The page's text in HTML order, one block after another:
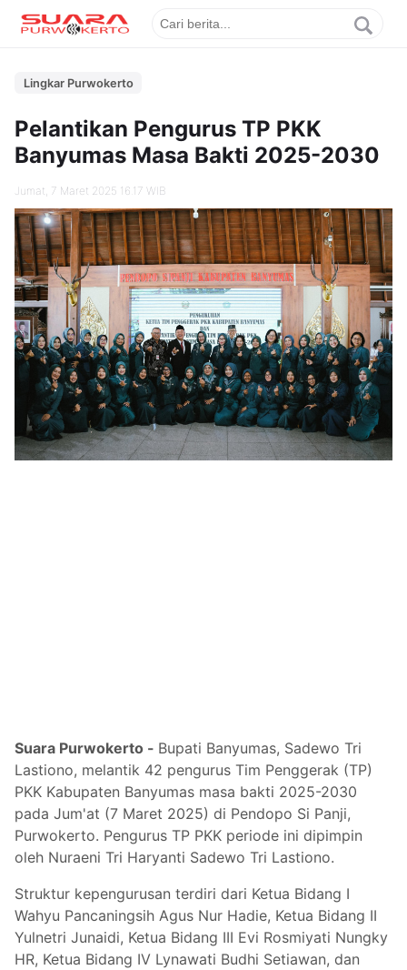
Lingkar Purwokerto
Pelantikan Pengurus TP PKK
Banyumas Masa Bakti 2025-2030
Jumat, 7 Maret 2025 16.17 WIB
Suara Purwokerto - Bupati Banyumas, Sadewo Tri
Lastiono, melantik 42 pengurus Tim Penggerak (TP)
PKK Kabupaten Banyumas masa bakti 2025-2030
pada Jum'at (7 Maret 2025) di Pendopo Si Panji,
Purwokerto. Pengurus TP PKK periode ini dipimpin
oleh Nuraeni Tri Haryanti Sadewo Tri Lastiono.
Struktur kepengurusan terdiri dari Ketua Bidang I
Wahyu Pancaningsih Agus Nur Hadie, Ketua Bidang II
Yulnetri Junaidi, Ketua Bidang III Evi Rosmiyati Nungky
HR, Ketua Bidang IV Lynawati Budhi Setiawan, dan